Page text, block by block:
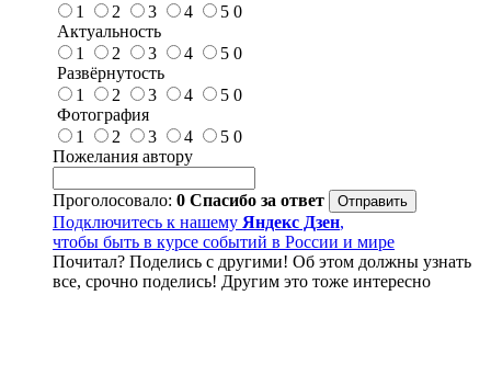
1
2 3 4 5 0
Актуальность
1
2 3 4 5 0
Развёрнутость
1
2 3 4 5 0
Фотография
1
2 3 4 5 0
Пожелания автору
Проголосовало: 0 Спасибо за ответ
Подключитесь к нашему Яндекс Дзен,
чтобы быть в курсе событий в России и мире
Почитал? Поделись с другими! Об этом должны узнать
все, срочно поделись! Другим это тоже интересно